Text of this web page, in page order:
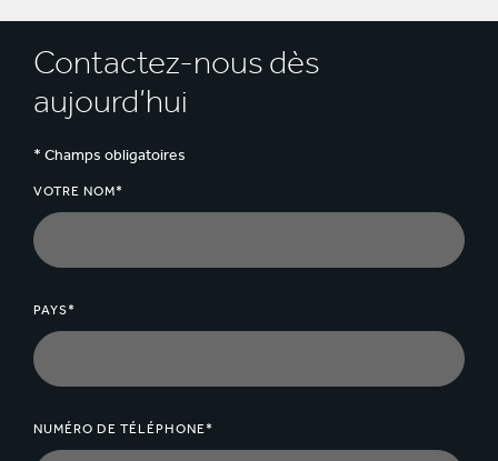
Contactez-nous dès
aujourd’hui
* Champs obligatoires
VOTRE NOM*
PAYS*
NUMÉRO DE TÉLÉPHONE*